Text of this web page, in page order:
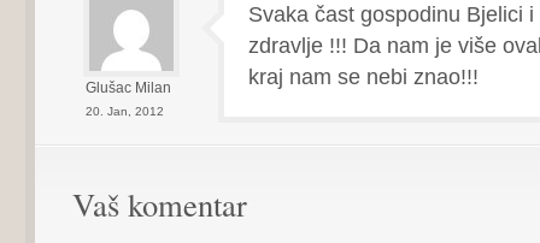
Glušac Milan
20. Jan, 2012
Svaka čast gospodinu Bjelici
zdravlje !!! Da nam je više
kraj nam se nebi znao!!!
Vaš komentar